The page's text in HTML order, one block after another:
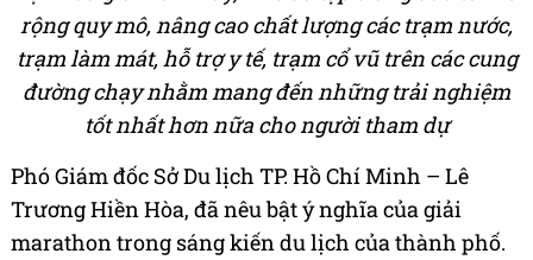
rộng quy mô, nâng cao chất lượng các trạm nước,
trạm làm mát, hỗ trợ y tế, trạm cổ vũ trên các cung
đường chạy nhằm mang đến những trải nghiệm
tốt nhất hơn nữa cho người tham dự
Phó Giám đốc Sở Du lịch TP. Hồ Chí Minh – Lê
Trương Hiền Hòa, đã nêu bật ý nghĩa của giải
marathon trong sáng kiến du lịch của thành phố.